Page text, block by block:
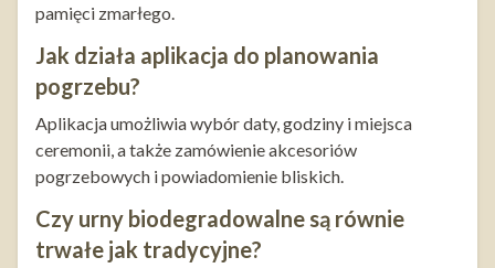
pamięci zmarłego.
Jak działa aplikacja do planowania
pogrzebu?
Aplikacja umożliwia wybór daty, godziny i miejsca
ceremonii, a także zamówienie akcesoriów
pogrzebowych i powiadomienie bliskich.
Czy urny biodegradowalne są równie
trwałe jak tradycyjne?